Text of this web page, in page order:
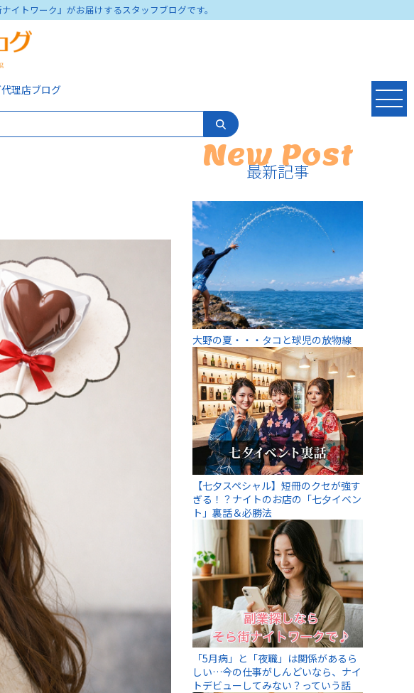
イトワーク』がお届けするスタッフブログです。
代理店ブログ
New Post
最新記事
大野の夏・・・タコと球児の放物線
【七夕スペシャル】短冊のクセが強す
ぎる！？ナイトのお店の「七夕イベン
ト」裏話＆必勝法
「5月病」と「夜職」は関係があるら
しい…今の仕事がしんどいなら、ナイ
トデビューしてみない？っていう話